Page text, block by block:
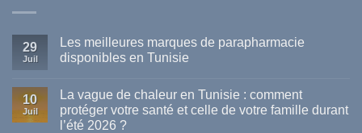
29
Juil
Les meilleures marques de parapharmacie
disponibles en Tunisie
sur
meilleures
marques
10
Juil
La vague de chaleur en Tunisie : comment
protéger votre santé et celle de votre famille durant
l’été 2026 ?